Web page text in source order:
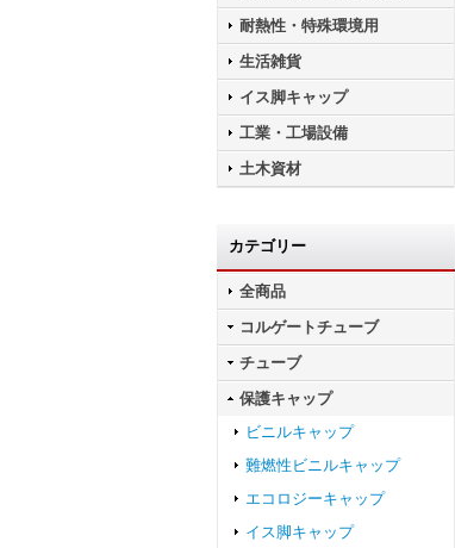
耐熱性・特殊環境用
生活雑貨
イス脚キャップ
工業・工場設備
土木資材
カテゴリー
全商品
コルゲートチューブ
チューブ
保護キャップ
ビニルキャップ
難燃性ビニルキャップ
エコロジーキャップ
イス脚キャップ